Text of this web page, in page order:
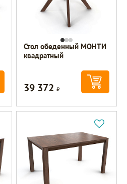
Стол обеденный МОНТИ
квадратный
39 372Р